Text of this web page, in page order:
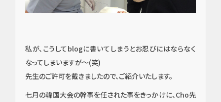
私が、こうしてblogに書いてしまうとお忍びにはならなく
なってしまいますが～(笑)
先生のご許可を戴きましたので、ご紹介いたします。
七月の韓国大会の幹事を任された事をきっかけに、Cho先